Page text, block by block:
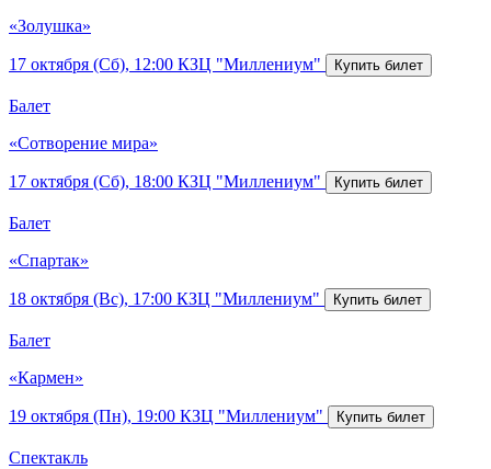
«Золушка»
17 октября (Сб), 12:00 КЗЦ "Миллениум"
Балет
«Сотворение мира»
17 октября (Сб), 18:00 КЗЦ "Миллениум"
Балет
«Спартак»
18 октября (Вс), 17:00 КЗЦ "Миллениум"
Балет
«Кармен»
19 октября (Пн), 19:00 КЗЦ "Миллениум"
Спектакль